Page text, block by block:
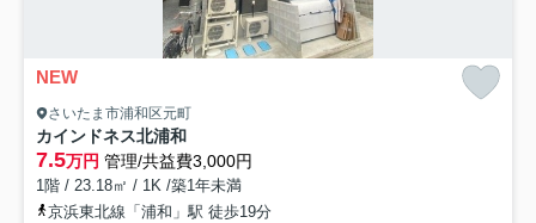
NEW
さいたま市浦和区元町
カインドネス北浦和
7.5万円 管理/共益費3,000円
1階 / 23.18㎡ / 1K /築1年未満
京浜東北線「浦和」駅 徒歩19分